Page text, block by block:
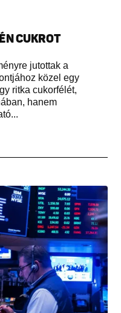
CUKROT
jutottak a
közel egy
ritka cukorfélét,
hanem